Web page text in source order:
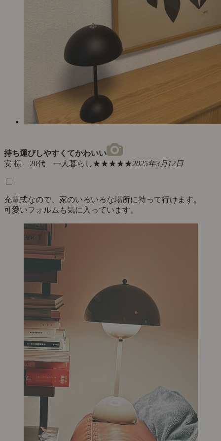
持ち運びしやすくてかわいい
安 様 20代 一人暮らし★★★★★2025年3月12日
充電式なので、家のいろいろな場所に持って行けます。
可愛いフォルムも気に入っています。